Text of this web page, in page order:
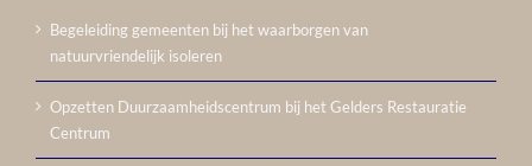
Begeleiding gemeenten bij het waarborgen van
natuurvriendelijk isoleren
Opzetten Duurzaamheidscentrum bij het Gelders Restauratie
Centrum